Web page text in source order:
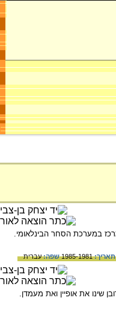
במערכת הסחר הבינלאומי.
1985-1981 שפה:עברית
שינו את אופיין ואת מעמדן.